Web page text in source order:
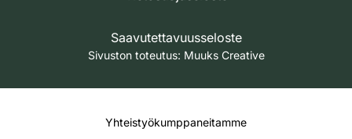
Saavutettavuusseloste
Sivuston toteutus: Muuks Creative
Yhteistyökumppaneitamme